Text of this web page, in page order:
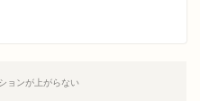
ョンが上がらない